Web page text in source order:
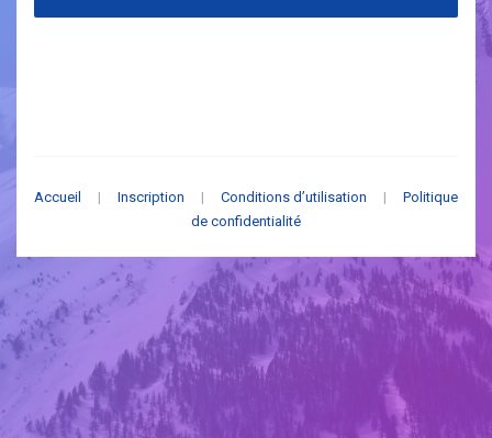
Accueil | Inscription | Conditions d’utilisation |
Politique
de confidentialité